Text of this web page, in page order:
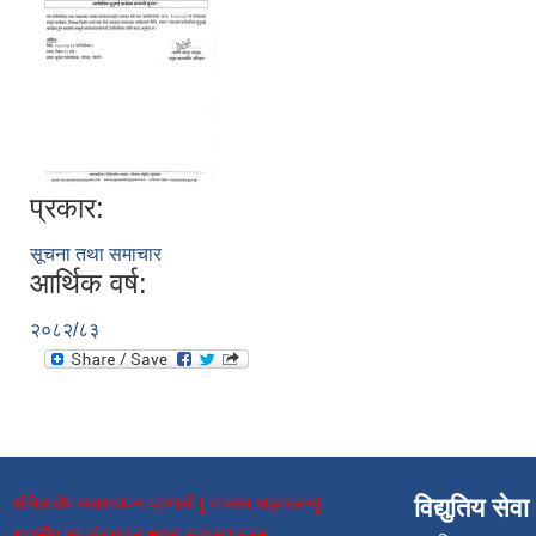
प्रकार:
सूचना तथा समाचार
आर्थिक वर्ष:
२०८२/८३
संचितकोष व्यवस्थापन प्रणाली [ राजस्व सङ्कलन]
विद्युतिय सेवा